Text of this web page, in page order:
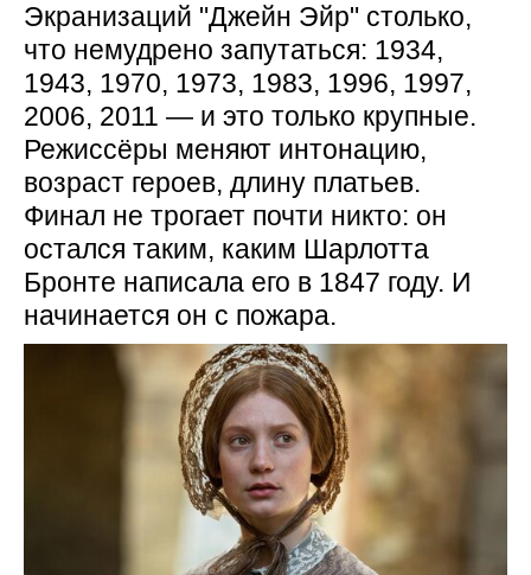
Экранизаций "Джейн Эйр" столько,
что немудрено запутаться: 1934,
1943, 1970, 1973, 1983, 1996, 1997,
2006, 2011 — и это только крупные.
Режиссёры меняют интонацию,
возраст героев, длину платьев.
Финал не трогает почти никто: он
остался таким, каким Шарлотта
Бронте написала его в 1847 году. И
начинается он с пожара.